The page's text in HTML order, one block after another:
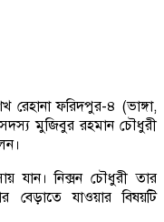
রেহানা ফরিদপুর-৪ (ভাঙ্গা,
মুজিবুর রহমান চৌধুরী
যান। নিক্সন চৌধুরী তার
বেড়াতে যাওয়ার বিষয়টি